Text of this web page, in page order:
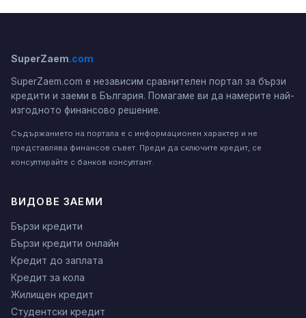
SuperZaem.com
SuperZaem.com е независим сравнителен портал за бързи
кредити и заеми в България. Помагаме ви да намерите най-
изгодното финансово решение.
Съдържанието на портала е с информационен характер и не
представлява финансов съвет. Преди да сключите кредит, се
консултирайте с банков консултант.
ВИДОВЕ ЗАЕМИ
Бързи кредити
Бързи кредити онлайн
Кредит до заплата
Кредит за кола
Жилищен кредит
Студентски кредит